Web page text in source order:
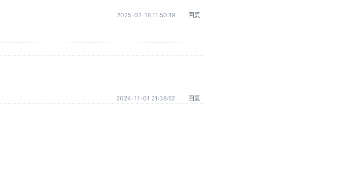
2025-02-18 11:50:19 回复
2024-11-01 21:38:52 回复